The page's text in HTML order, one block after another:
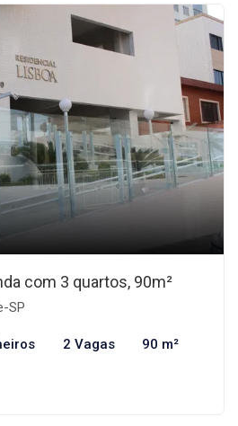
com 3 quartos, 90m²
SP
2 Vagas 90 m²